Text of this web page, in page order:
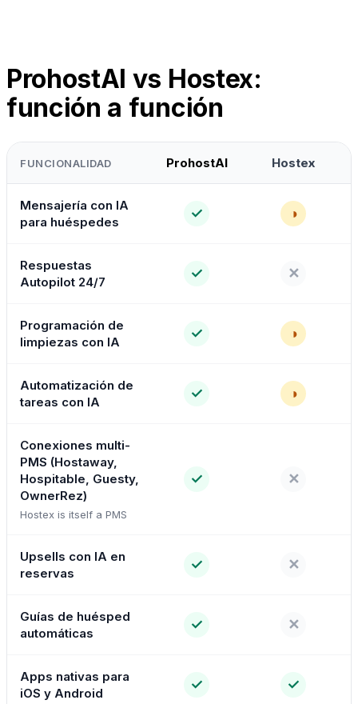
ProhostAI vs Hostex:
función a función
FUNCIONALIDAD ProhostAI Hostex
Mensajería con IA
para huéspedes
✓ ◑
Respuestas
Autopilot 24/7
✓ ✕
Programación de
limpiezas con IA
✓ ◑
Automatización de
tareas con IA
✓ ◑
Conexiones multi-
PMS (Hostaway,
Hospitable, Guesty,
OwnerRez)
Hostex is itself a PMS
✓ ✕
Upsells con IA en
reservas
✓ ✕
Guías de huésped
automáticas
✓ ✕
Apps nativas para
iOS y Android
✓ ✓